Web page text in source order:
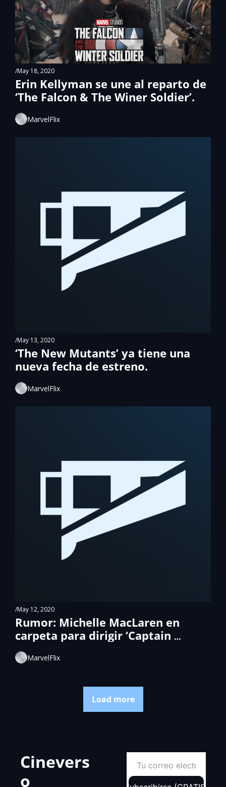
/May 18, 2020
Erin Kellyman se une al reparto de
‘The Falcon & The Winer Soldier’.
MarvelFlix
/May 13, 2020
‘The New Mutants’ ya tiene una
nueva fecha de estreno.
MarvelFlix
/May 12, 2020
Rumor: Michelle MacLaren en
carpeta para dirigir ‘Captain
Marvel 2’.
MarvelFlix
Load more
Cinevers
o